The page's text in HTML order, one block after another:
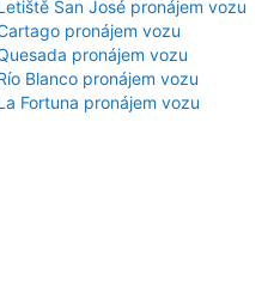
San José pronájem vozu
pronájem vozu
pronájem vozu
Blanco pronájem vozu
Fortuna pronájem vozu